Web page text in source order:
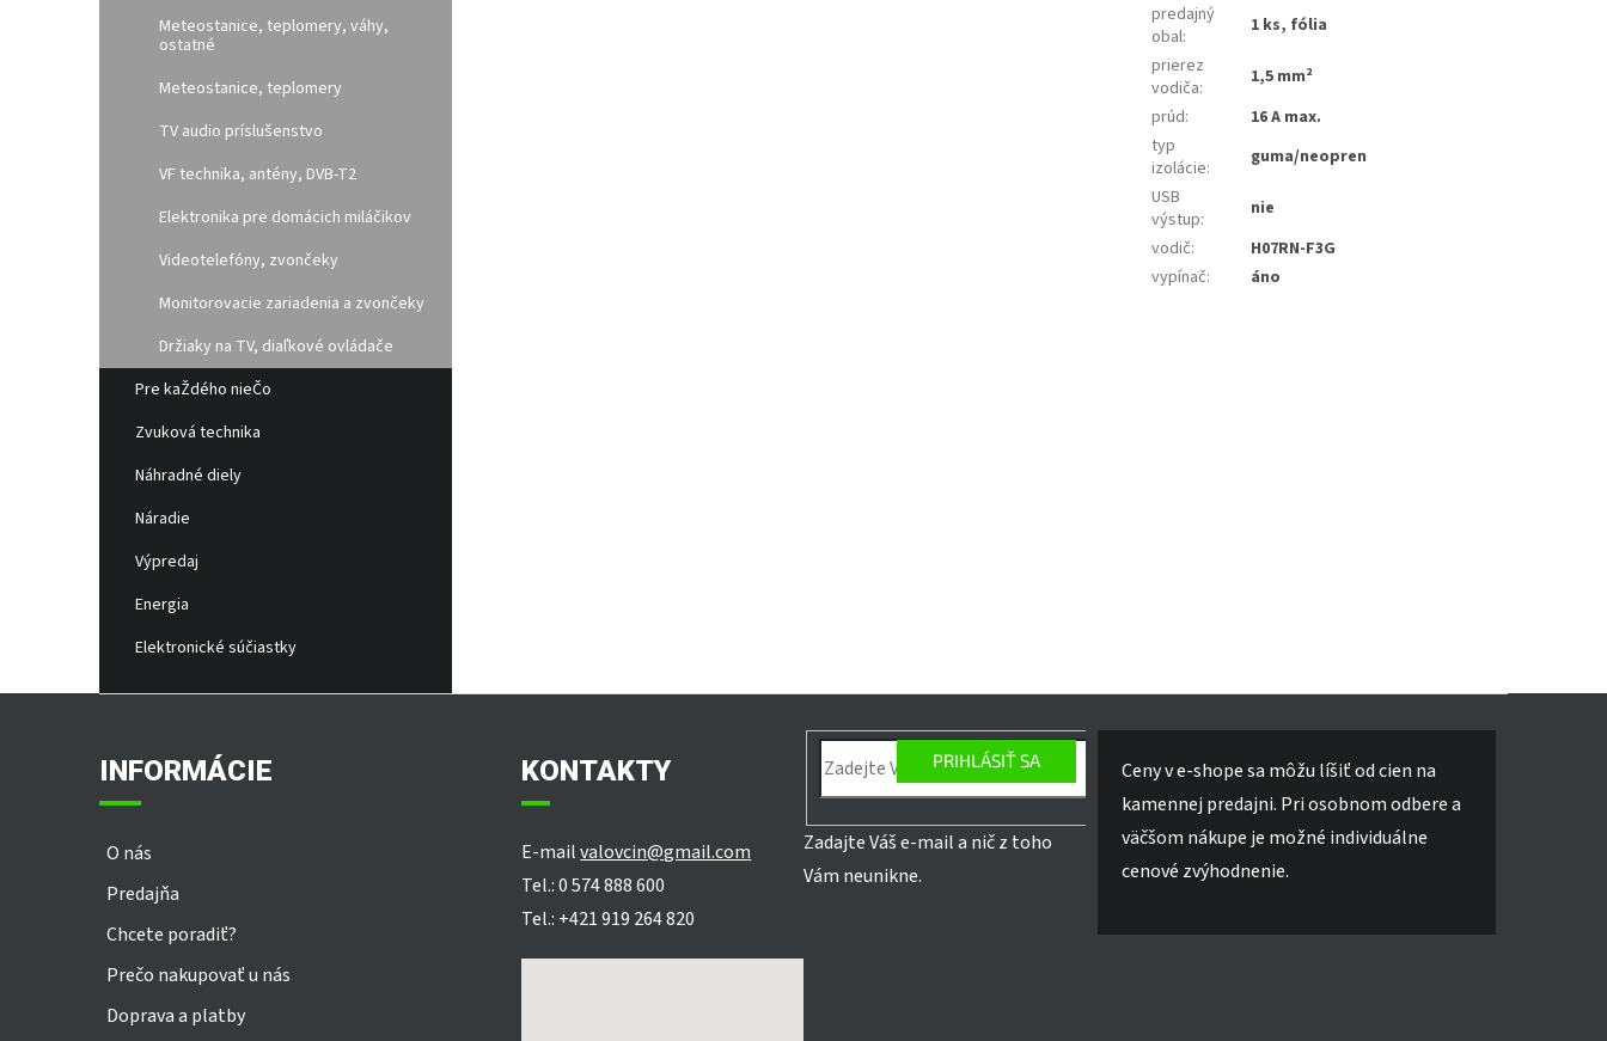
Meteostanice, teplomery, váhy,
ostatné
Meteostanice, teplomery
TV audio príslušenstvo
VF technika, antény, DVB-T2
Elektronika pre domácich miláčikov
Videotelefóny, zvončeky
Monitorovacie zariadenia a zvončeky
Držiaky na TV, diaľkové ovládače
Pre kaŽdého nieČo
Zvuková technika
Náhradné diely
Náradie
Výpredaj
Energia
Elektronické súčiastky
predajný
obal:
1 ks, fólia
prierez
vodiča:
1,5 mm²
prúd:
16 A max.
typ
izolácie:
guma/neopren
USB
výstup:
nie
vodič:
H07RN-F3G
vypínač: áno
INFORMÁCIE
O nás
Predajňa
Chcete poradiť?
Prečo nakupovať u nás
Doprava a platby
KONTAKTY
E-mailvalovcin@gmail.com
Tel.: 0 574 888 600
Tel.: +421 919 264 820
PRIHLÁSIŤ SA
Zadajte Váš e-mail a nič z toho
Vám neunikne.
Ceny v e-shope sa môžu líšiť od cien na
kamennej predajni. Pri osobnom odbere a
väčšom nákupe je možné individuálne
cenové zvýhodnenie.